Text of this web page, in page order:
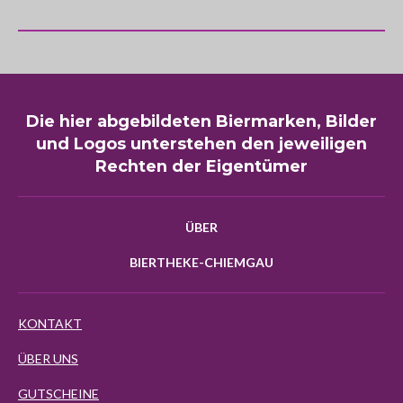
Die hier abgebildeten Biermarken, Bilder
und Logos unterstehen den jeweiligen
Rechten der Eigentümer
ÜBER
BIERTHEKE-CHIEMGAU
KONTAKT
ÜBER UNS
GUTSCHEINE